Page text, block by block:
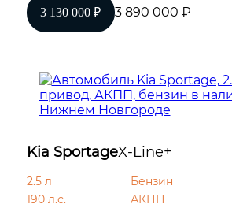
3 130 000 ₽ 3 890 000 ₽
Kia SportageX-Line+
2.5 л Бензин
190 л.с.
АКПП